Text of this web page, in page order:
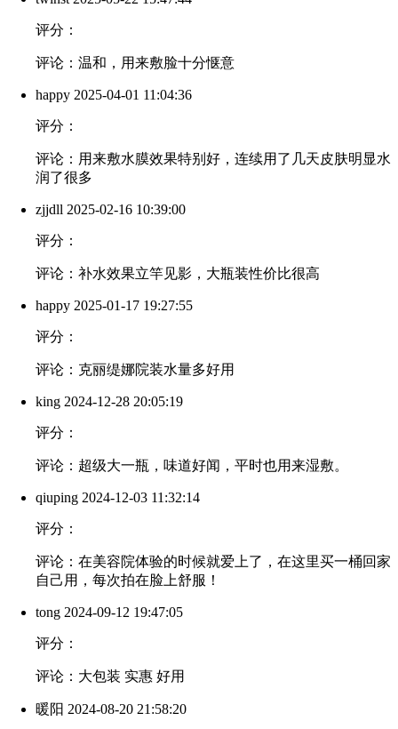
评分：
评论：温和，用来敷脸十分惬意
happy 2025-04-01 11:04:36
评分：
评论：用来敷水膜效果特别好，连续用了几天皮肤明显水
润了很多
zjjdll 2025-02-16 10:39:00
评分：
评论：补水效果立竿见影，大瓶装性价比很高
happy 2025-01-17 19:27:55
评分：
评论：克丽缇娜院装水量多好用
king 2024-12-28 20:05:19
评分：
评论：超级大一瓶，味道好闻，平时也用来湿敷。
qiuping 2024-12-03 11:32:14
评分：
评论：在美容院体验的时候就爱上了，在这里买一桶回家
自己用，每次拍在脸上舒服！
tong 2024-09-12 19:47:05
评分：
评论：大包装 实惠 好用
暖阳 2024-08-20 21:58:20